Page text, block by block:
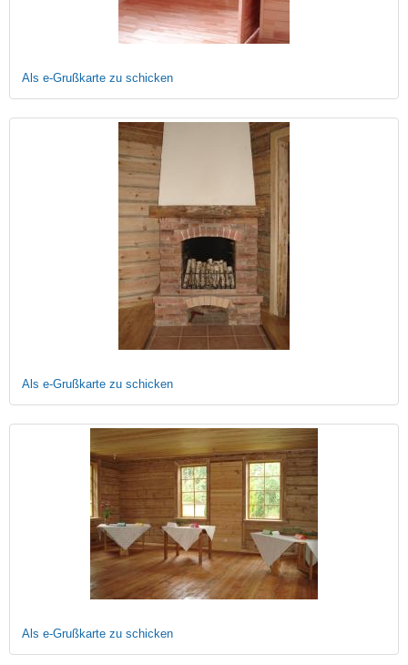
Als e-Grußkarte zu schicken
Als e-Grußkarte zu schicken
Als e-Grußkarte zu schicken